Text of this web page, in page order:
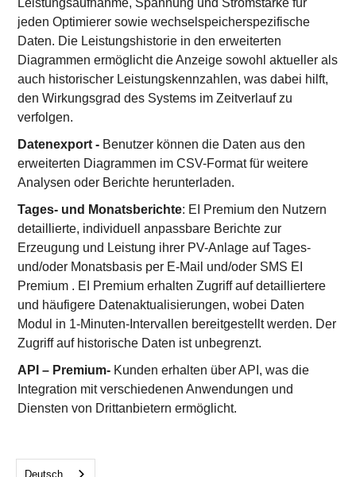
Leistungsaufnahme, Spannung und Stromstärke für
jeden Optimierer sowie wechselspeicherspezifische
Daten. Die Leistungshistorie in den erweiterten
Diagrammen ermöglicht die Anzeige sowohl aktueller als
auch historischer Leistungskennzahlen, was dabei hilft,
den Wirkungsgrad des Systems im Zeitverlauf zu
verfolgen.
Datenexport - Benutzer können die Daten aus den
erweiterten Diagrammen im CSV-Format für weitere
Analysen oder Berichte herunterladen.
Tages- und Monatsberichte: EI Premium den Nutzern
detaillierte, individuell anpassbare Berichte zur
Erzeugung und Leistung ihrer PV-Anlage auf Tages-
und/oder Monatsbasis per E-Mail und/oder SMS EI
Premium . EI Premium erhalten Zugriff auf detailliertere
und häufigere Datenaktualisierungen, wobei Daten
Modul in 1-Minuten-Intervallen bereitgestellt werden. Der
Zugriff auf historische Daten ist unbegrenzt.
API – Premium- Kunden erhalten über API, was die
Integration mit verschiedenen Anwendungen und
Diensten von Drittanbietern ermöglicht.
Deutsch